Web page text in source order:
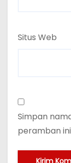
Situs Web
Simpan
peramban